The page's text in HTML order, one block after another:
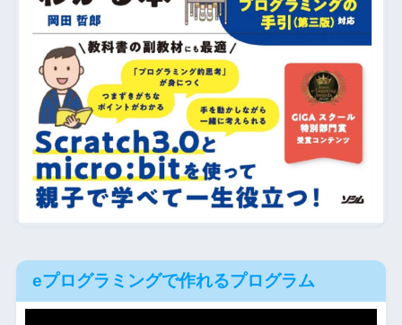
eプログラミングで作れるプログラム